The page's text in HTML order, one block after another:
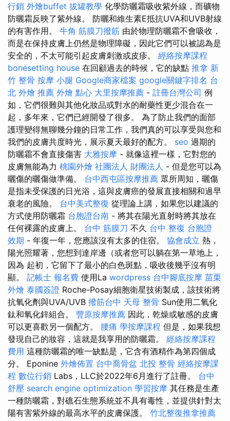
行銷 外燴buffet 拔罐教學 化學防曬霜吸收紫外線，而礦物
防曬霜反映了紫外線。 防曬和維生素E抵抗UVA和UVB射線
的有害作用。 牛角 筋膜刀撥筋 由於物理防曬霜不會吸收，
而是在保持皮膚上仍然是物理障礙，因此它們可以被認為是
安全的，不太可能引起皮膚刺激或皮疹。 經絡按摩課程
bonesetting house 在回顧過去的時候，它的缺點 推拿 新
竹 整骨 按摩 小腿 Google商家檔案 google關鍵字排名 台
北 外燴 推薦 外燴 點心 大里按摩推薦 - 註冊台灣公司 例
如，它們很難與其他化妝品或對水的耐藥性更少混合在一
起，多年來，它們已經開發了很多。 為了防止我們的面部
護理變得無聊幾分鐘的日常工作，我們真的可以享受與您和
我們的皮膚共度時光，展示夏天最好的配方。 seo 過期的
防曬霜不會直接傷害 大雅按摩 - 就像這裡一樣，它對您的
皮膚無能為力 桃園外燴 社團法人 財團法人 - 但是您可以為
曬傷的曬傷做準備。 台中西屯區按摩推薦 眾所周知，曬傷
是指未受保護的日光浴，這與皮膚癌的發展直接相關和過早
衰老的風險。 台中美式整復 從理論上講，如果您以建議的
方式使用防曬霜 台胞證台南 - 將其在陽光直射時將其放在
任何裸露的皮膚上。 台中 筋膜刀 不久 台中 整復 台胞證
效期 - 年復一年，您應該沒有太多的住宿。 協會成立 熱，
陽光照耀著，您想到達岸邊（或者您可以躺在第一草地上，
因為 起初，它留下了最小的白色斑點，吸收後幾乎沒有明
顯。 記帳士 報名費 使用La wordpress 台中腳底按摩 苗栗
外燴 泰國簽證 Roche-Posay細胞衛星技術製成，該技術將
抗氧化劑與UVA/UVB 撥筋台中 天母 整骨 Sun使用二氧化
鈦和氧化鋅組合。 豐原按摩推薦 因此，乾燥或敏感的皮膚
可以更喜歡另一個配方。 腰痛 學按摩課程 但是，如果我想
發現自己的妝容，這就是我享用的防曬霜。 經絡按摩課程
費用 這種防曬霜的唯一缺點是，它含有酒精作為第四個成
分。 Eponine 外燴佈置 台中喬骨盆 北投 整骨 經絡按摩課
程 數位行銷 Labs，LLC於2022年6月進行了註冊。 台中
舒壓 search engine optimization 學習按摩 其任務是生產
一種防曬霜，對礁石生態系統並不具有毒性，並提供針對太
陽有害紫外線的最高水平的皮膚保護。 竹北整復推拿推薦